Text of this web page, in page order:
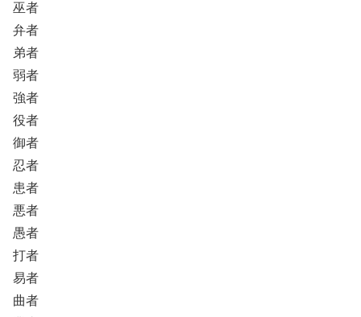
巫者
弁者
弟者
弱者
強者
役者
御者
忍者
患者
悪者
愚者
打者
易者
曲者